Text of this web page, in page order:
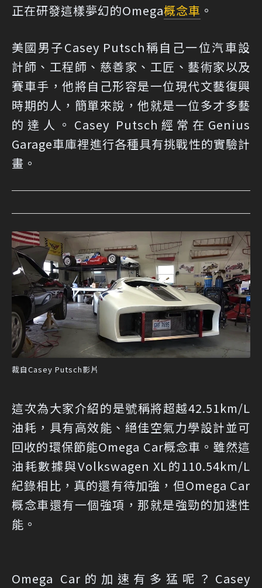
正在研發這樣夢幻的Omega概念車 。
美國男子Casey Putsch稱自己一位汽車設
計師、工程師、慈善家、工匠、藝術家以及
賽車手，他將自己形容是一位現代文藝復興
時期的人，簡單來說，他就是一位多才多藝
的達人。Casey Putsch經常在Genius
Garage車庫裡進行各種具有挑戰性的實驗計
畫。
裁自Casey Putsch影片
這次為大家介紹的是號稱將超越42.51km/L
油耗，具有高效能、絕佳空氣力學設計並可
回收的環保節能Omega Car概念車。雖然這
油耗數據與Volkswagen XL的110.54km/L
紀錄相比，真的還有待加強，但Omega Car
概念車還有一個強項，那就是強勁的加速性
能。
Omega Car的加速有多猛呢？Casey